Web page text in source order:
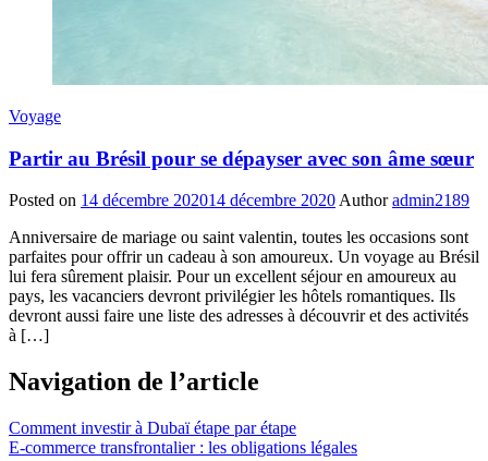
Voyage
Partir au Brésil pour se dépayser avec son âme sœur
Posted on 14 décembre 202014 décembre 2020 Author admin2189
Anniversaire de mariage ou saint valentin, toutes les occasions sont
parfaites pour offrir un cadeau à son amoureux. Un voyage au Brésil
lui fera sûrement plaisir. Pour un excellent séjour en amoureux au
pays, les vacanciers devront privilégier les hôtels romantiques. Ils
devront aussi faire une liste des adresses à découvrir et des activités
à […]
Navigation de l’article
Comment investir à Dubaï étape par étape
E-commerce transfrontalier : les obligations légales